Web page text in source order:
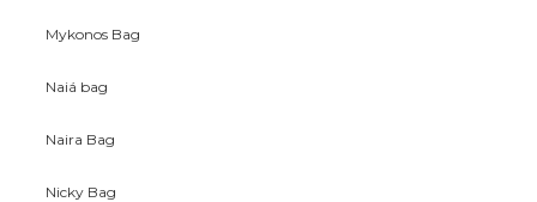
Mykonos Bag
Naiá bag
Naira Bag
Nicky Bag